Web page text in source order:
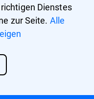
EASM-
(Secure,
unsere Lösung.
Dienstes
zur Seite. Alle